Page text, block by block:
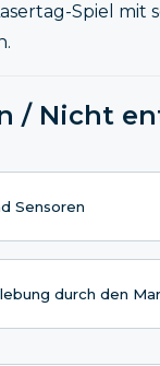
Spiel
/ Nicht
Sensoren
durch den